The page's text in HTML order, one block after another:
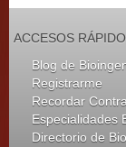
ACCESOS
Blog de
Registrarme
Recordar
Especialidades
Directorio de